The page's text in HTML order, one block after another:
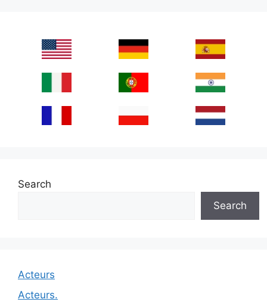
Search
Search
Acteurs
Acteurs.